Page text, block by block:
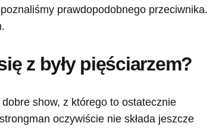
prawdopodobnego przeciwnika.
z były pięściarzem?
show, z którego to ostatecznie
oczywiście nie składa jeszcze